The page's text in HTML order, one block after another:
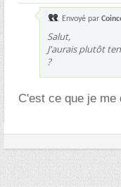
Envoyé par
Salut,
J'aurais plutôt
?
C'est ce que je me